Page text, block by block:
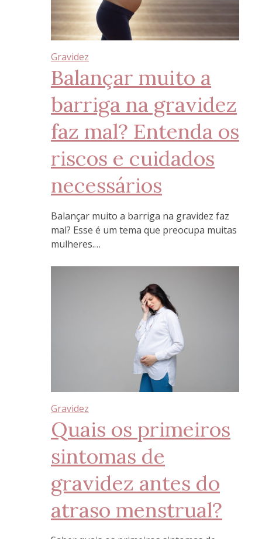
Gravidez
Balançar muito a
barriga na gravidez
faz mal? Entenda os
riscos e cuidados
necessários
Balançar muito a barriga na gravidez faz
mal? Esse é um tema que preocupa muitas
mulheres.…
Gravidez
Quais os primeiros
sintomas de
gravidez antes do
atraso menstrual?